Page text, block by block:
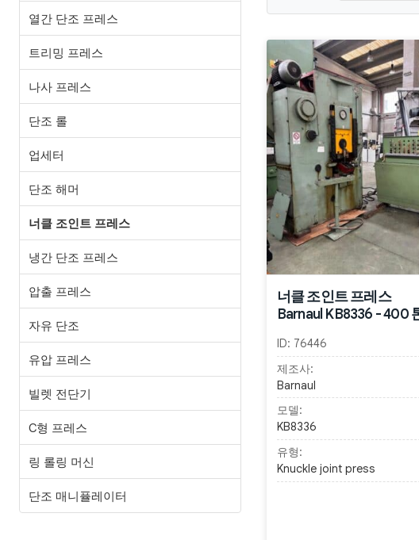
열간 단조 프레스
트리밍 프레스
나사 프레스
단조 롤
업세터
단조 해머
너클 조인트 프레스
냉간 단조 프레스
압출 프레스
자유 단조
유압 프레스
빌렛 전단기
C형 프레스
링 롤링 머신
단조 매니퓰레이터
너클 조인트 프레스
Barnaul KB8336 - 400
ID: 76446
제조사:
Barnaul
모델:
KB8336
유형:
Knuckle joint press